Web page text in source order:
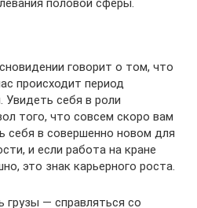
говорит о том, что
происходит период
Увидеть себя в роли
того, что совсем скоро вам
себя в совершенно новом для
и если работа на кране
это знак карьерного роста.
грузы — справляться со